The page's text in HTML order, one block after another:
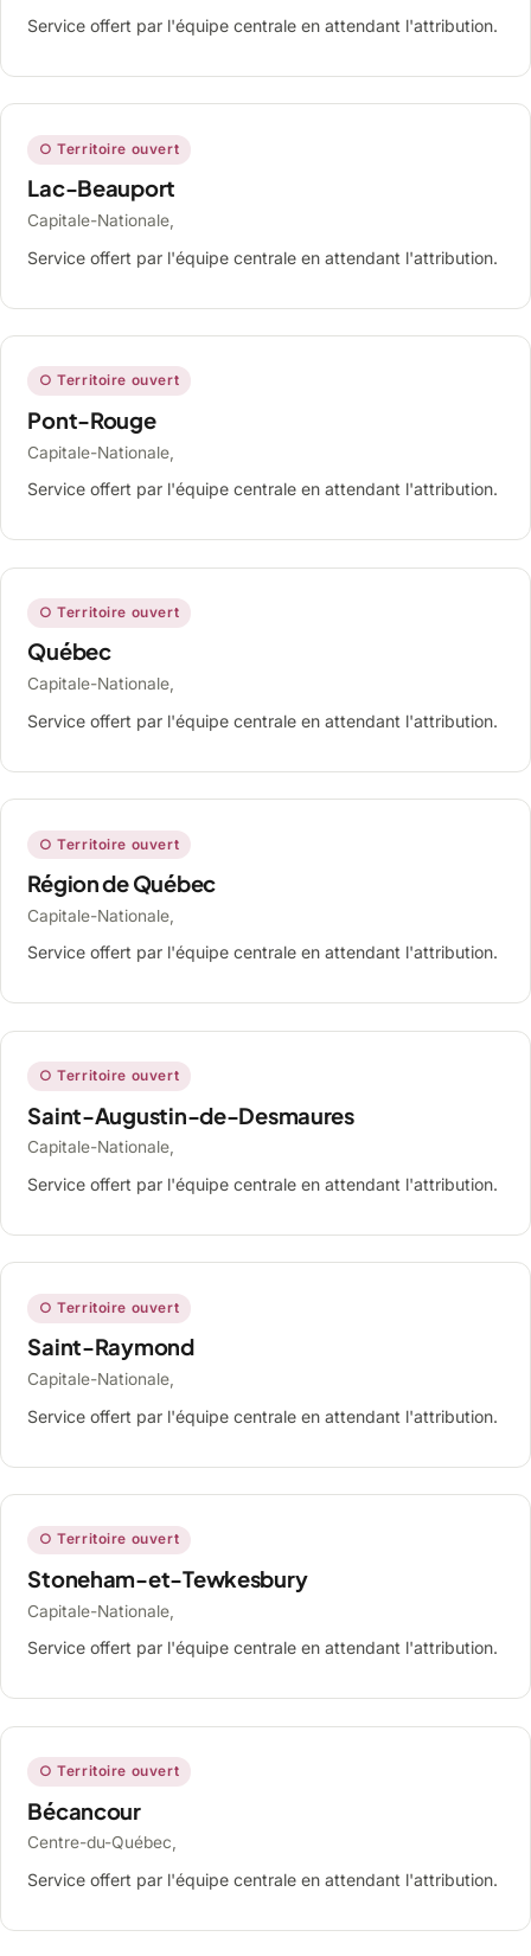
Service offert par l'équipe centrale en attendant l'attribution.
○ Territoire ouvert
Lac-Beauport
Capitale-Nationale,
Service offert par l'équipe centrale en attendant l'attribution.
○ Territoire ouvert
Pont-Rouge
Capitale-Nationale,
Service offert par l'équipe centrale en attendant l'attribution.
○ Territoire ouvert
Québec
Capitale-Nationale,
Service offert par l'équipe centrale en attendant l'attribution.
○ Territoire ouvert
Région de Québec
Capitale-Nationale,
Service offert par l'équipe centrale en attendant l'attribution.
○ Territoire ouvert
Saint-Augustin-de-Desmaures
Capitale-Nationale,
Service offert par l'équipe centrale en attendant l'attribution.
○ Territoire ouvert
Saint-Raymond
Capitale-Nationale,
Service offert par l'équipe centrale en attendant l'attribution.
○ Territoire ouvert
Stoneham-et-Tewkesbury
Capitale-Nationale,
Service offert par l'équipe centrale en attendant l'attribution.
○ Territoire ouvert
Bécancour
Centre-du-Québec,
Service offert par l'équipe centrale en attendant l'attribution.